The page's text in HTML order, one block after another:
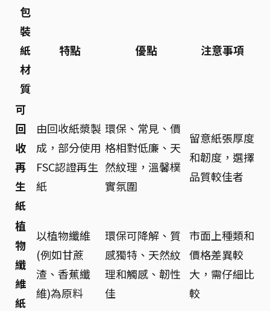
包
裝
紙
材
質
特點 優點 注意事項
可
回
收
再
生
紙
由回收紙漿製
成，部分使用
FSC認證再生
紙
環保、常見、價
格相對低廉、天
然紋理，溫馨樸
實氛圍
留意紙張厚度
和韌度，選擇
品質較佳者
植
物
纖
維
紙
以植物纖維
(例如甘蔗
渣、香蕉纖
維)為原料
環保可降解、質
感獨特、天然紋
理和觸感、韌性
佳
市面上種類和
價格差異較
大，需仔細比
較